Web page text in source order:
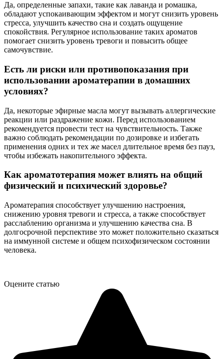
Да, определенные запахи, такие как лаванда и ромашка,
обладают успокаивающим эффектом и могут снизить уровень
стресса, улучшить качество сна и создать ощущение
спокойствия. Регулярное использование таких ароматов
помогает снизить уровень тревоги и повысить общее
самочувствие.
Есть ли риски или противопоказания при
использовании ароматерапии в домашних
условиях?
Да, некоторые эфирные масла могут вызывать аллергические
реакции или раздражение кожи. Перед использованием
рекомендуется провести тест на чувствительность. Также
важно соблюдать рекомендации по дозировке и избегать
применения одних и тех же масел длительное время без пауз,
чтобы избежать накопительного эффекта.
Как ароматотерапия может влиять на общий
физический и психический здоровье?
Ароматерапия способствует улучшению настроения,
снижению уровня тревоги и стресса, а также способствует
расслаблению организма и улучшению качества сна. В
долгосрочной перспективе это может положительно сказаться
на иммунной системе и общем психофизическом состоянии
человека.
Оцените статью